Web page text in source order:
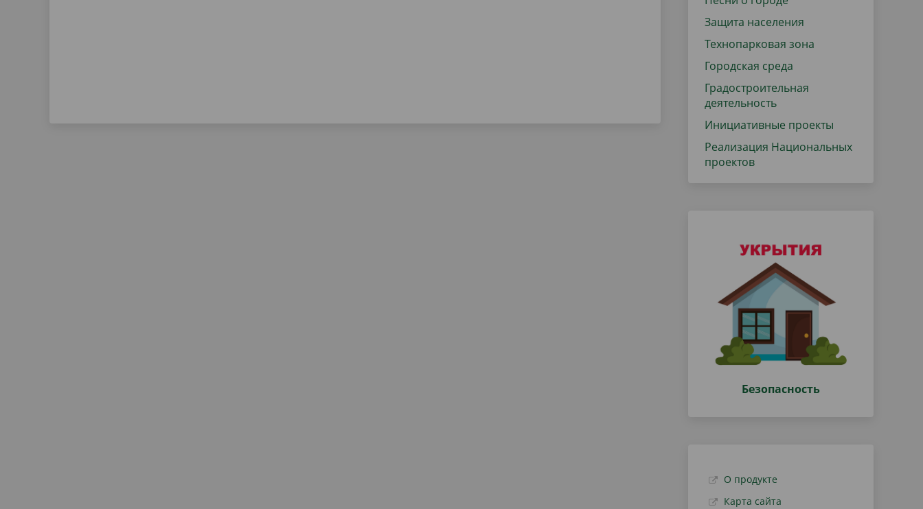
Защита населения
Технопарковая зона
Городская среда
Градостроительная
деятельность
Инициативные проекты
Реализация Национальных
проектов
Безопасность
О продукте
Карта сайта